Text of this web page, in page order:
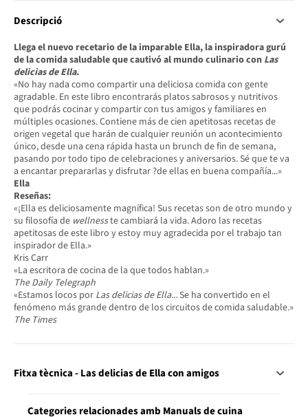
Descripció
Llega el nuevo recetario de la imparable Ella, la inspiradora gurú
de la comida saludable que cautivó al mundo culinario con Las
delicias de Ella.
«No hay nada como compartir una deliciosa comida con gente
agradable. En este libro encontrarás platos sabrosos y nutritivos
que podrás cocinar y compartir con tus amigos y familiares en
múltiples ocasiones. Contiene más de cien apetitosas recetas de
origen vegetal que harán de cualquier reunión un acontecimiento
único, desde una cena rápida hasta un brunch de fin de semana,
pasando por todo tipo de celebraciones y aniversarios. Sé que te va
a encantar prepararlas y disfrutar ?de ellas en buena compañía...»
Ella
Reseñas:
«¡Ella es deliciosamente magnífica! Sus recetas son de otro mundo y
su filosofía de wellnesste cambiará la vida. Adoro las recetas
apetitosas de este libro y estoy muy agradecida por el trabajo tan
inspirador de Ella.»
Kris Carr
«La escritora de cocina de la que todos hablan.»
The Daily Telegraph
«Estamos locos por Las delicias de Ella... Se ha convertido en el
fenómeno más grande dentro de los circuitos de comida saludable.»
The Times
Fitxa tècnica - Las delicias de Ella con amigos
Categories relacionades amb Manuals de cuina